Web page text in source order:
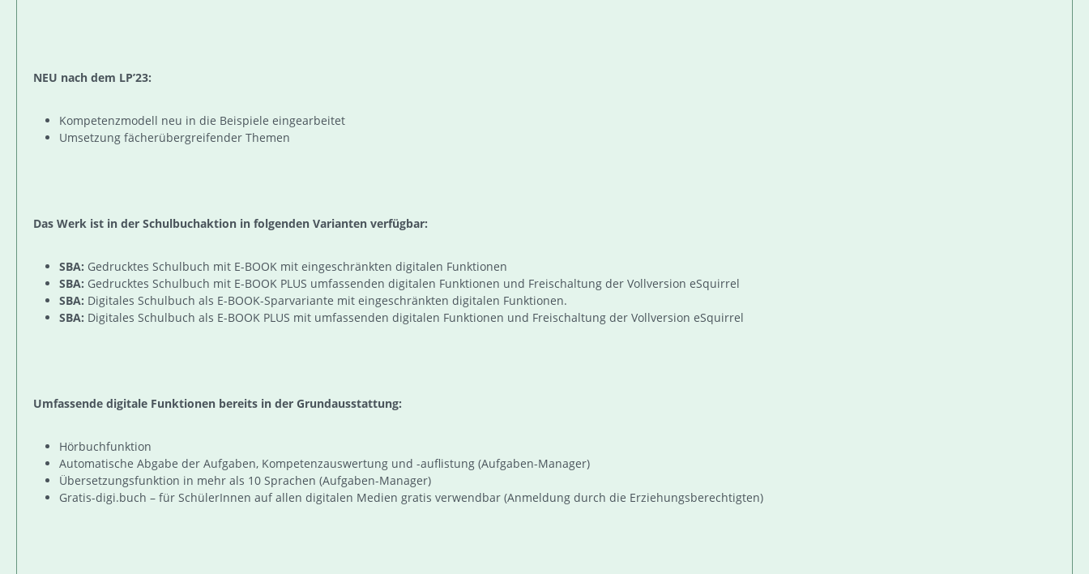
NEU nach dem LP’23:
Kompetenzmodell neu in die Beispiele eingearbeitet
Umsetzung fächerübergreifender Themen
Das Werk ist in der Schulbuchaktion in folgenden Varianten verfügbar:
SBA: Gedrucktes Schulbuch mit E-BOOK mit eingeschränkten digitalen Funktionen
SBA: Gedrucktes Schulbuch mit E-BOOK PLUS umfassenden digitalen Funktionen und Freischaltung der Vollversion eSquirrel
SBA: Digitales Schulbuch als E-BOOK-Sparvariante mit eingeschränkten digitalen Funktionen.
SBA: Digitales Schulbuch als E-BOOK PLUS mit umfassenden digitalen Funktionen und Freischaltung der Vollversion eSquirrel
Umfassende digitale Funktionen bereits in der Grundausstattung:
Hörbuchfunktion
Automatische Abgabe der Aufgaben, Kompetenzauswertung und -auflistung (Aufgaben-Manager)
Übersetzungsfunktion in mehr als 10 Sprachen (Aufgaben-Manager)
Gratis-digi.buch – für SchülerInnen auf allen digitalen Medien gratis verwendbar (Anmeldung durch die Erziehungsberechtigten)